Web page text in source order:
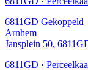
6811GD Gekoppeld
Arnhem
Jansplein 50,
6811GD ·